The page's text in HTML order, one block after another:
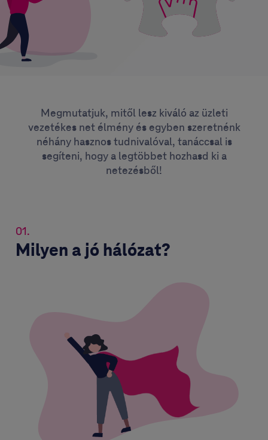
Megmutatjuk, mitől lesz kiváló az üzleti
vezetékes net élmény és egyben szeretnénk
néhány hasznos tudnivalóval, tanáccsal is
segíteni, hogy a legtöbbet hozhasd ki a
netezésből!
01.
Milyen a jó hálózat?